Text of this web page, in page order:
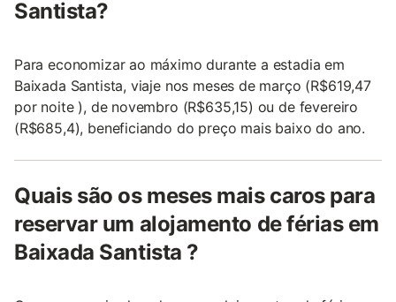
Santista?
Para economizar ao máximo durante a estadia em
Baixada Santista, viaje nos meses de março (R$619,47
por noite ), de novembro (R$635,15) ou de fevereiro
(R$685,4), beneficiando do preço mais baixo do ano.
Quais são os meses mais caros para
reservar um alojamento de férias em
Baixada Santista ?